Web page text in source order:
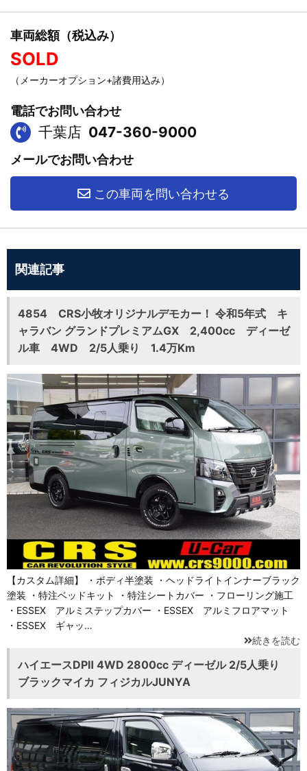
車両総額（税込み）
SOLD
（メーカーオプション+諸費用込み）
電話でお問い合わせ
千葉店 047-360-9000
メールでお問い合わせ
この車両を問い合わせる
関連記事
4854 CRS小牧オリジナルデモカー！ 令和5年式 キ
ャラバン グランドプレミアムGX 2,400cc ディーゼ
ル車 4WD 2/5人乗り 1.4万Km
【カスタム詳細】 ・ボディ半塗装 ・ヘッドライトインナーブラック
塗装 ・特注ベッドキット ・特注シートカバー ・フローリング施工
・ESSEX アルミステップカバー ・ESSEX アルミフロアマット
・ESSEX ギャッ…
続きを読む
ハイエースDPⅡ 4WD 2800cc ディーゼル 2/5人乗り
ブラックマイカ フィジカルJUNYA